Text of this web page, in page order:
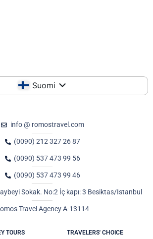
Suomi
info @ romostravel.com
(0090) 212 327 26 87
(0090) 537 473 99 56
(0090) 537 473 99 46
Sokak. No:2 İç kapı: 3 Besiktas/Istanbul
Travel Agency A-13114
TOURS TRAVELERS' CHOICE